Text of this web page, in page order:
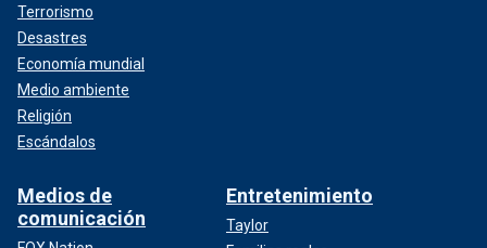
Terrorismo
Desastres
Economía mundial
Medio ambiente
Religión
Escándalos
Medios de
comunicación
Entretenimiento
Taylor